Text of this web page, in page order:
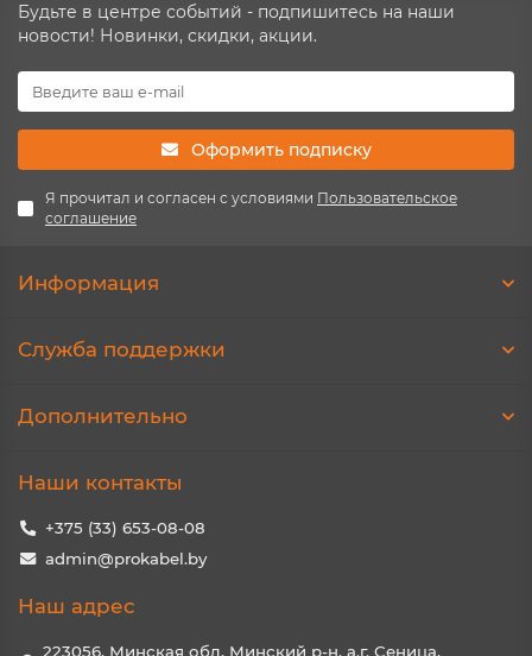
Будьте в центре событий - подпишитесь на наши
новости! Новинки, скидки, акции.
Оформить подписку
Я прочитал и согласен с условиями Пользовательское
соглашение
Информация
Служба поддержки
Дополнительно
Наши контакты
+375 (33) 653-08-08
admin@prokabel.by
Наш адрес
223056, Минская обл, Минский р-н, а.г. Сеница,